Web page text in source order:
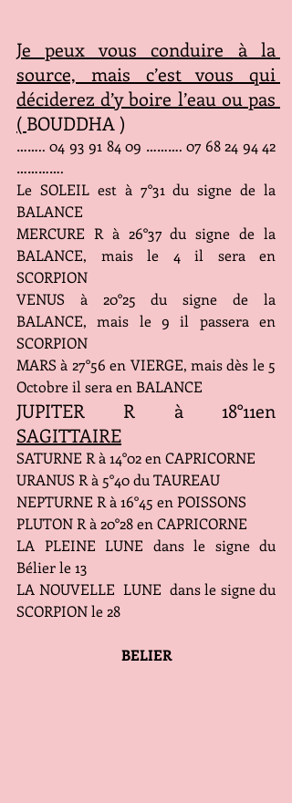
Je peux vous conduire à la
source, mais c’est vous qui
déciderez d’y boire l’eau ou pas
( BOUDDHA )
…….. 04 93 91 84 09 ………. 07 68 24 94 42
………….
Le SOLEIL est à 7°31 du signe de la
BALANCE
MERCURE R à 26°37 du signe de la
BALANCE, mais le 4 il sera en
SCORPION
VENUS à 20°25 du signe de la
BALANCE, mais le 9 il passera en
SCORPION
MARS à 27°56 en VIERGE, mais dès le 5
Octobre il sera en BALANCE
SAGITTAIRE
SATURNE R à 14°02 en CAPRICORNE
URANUS R à 5°40 du TAUREAU
NEPTURNE R à 16°45 en POISSONS
PLUTON R à 20°28 en CAPRICORNE
LA PLEINE LUNE dans le signe du
Bélier le 13
LA NOUVELLE  LUNE  dans le signe du
SCORPION le 28
BELIER